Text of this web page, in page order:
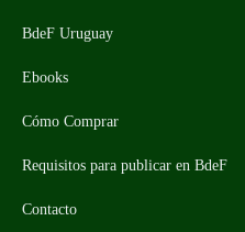
BdeF Uruguay
Ebooks
Cómo Comprar
Requisitos para publicar en BdeF
Contacto